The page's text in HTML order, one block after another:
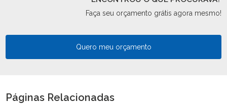
Faça seu orçamento grátis agora mesmo!
Quero meu orçamento
Páginas Relacionadas